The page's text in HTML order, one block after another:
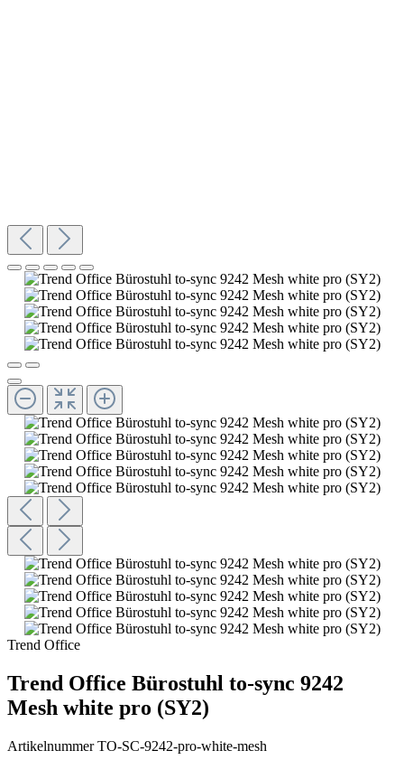
Trend Office
Trend Office Bürostuhl to-sync 9242
Mesh white pro (SY2)
ArtikelnummerTO-SC-9242-pro-white-mesh